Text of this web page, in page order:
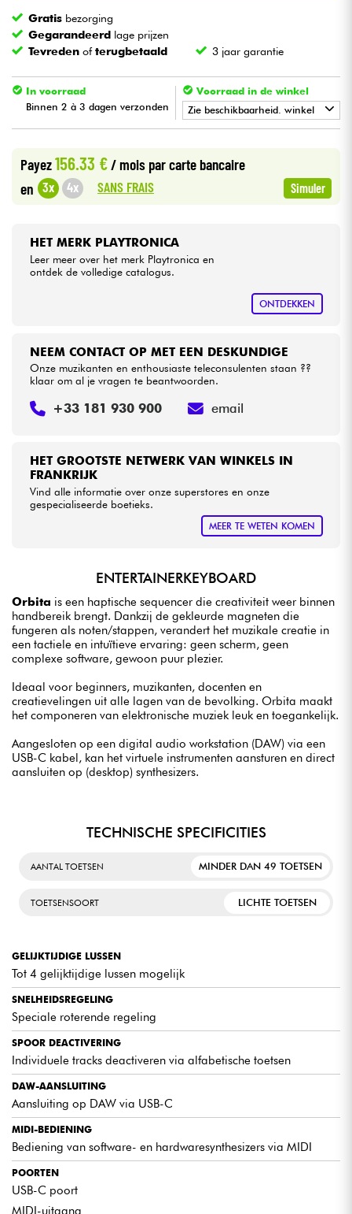
Drums & percussie
Viool & Quatuor
Kabels & toebehoren
HiFi
Sets
Gratis bezorging
Gegarandeerd lage prijzen
Tevreden ofterugbetaald 3 jaar garantie
In voorraad
Binnen 2 à 3 dagen verzonden
Voorraad in de winkel
Zie beschikbaarheid. winkel
Payez156.33 €/ mois par carte bancaire
en 3x 4x SANS FRAIS Simuler
HET MERK PLAYTRONICA
Leer meer over het merk Playtronica en
ontdek de volledige catalogus.
ONTDEKKEN
HET GROOTSTE NETWERK VAN WINKELS IN
FRANKRIJK
Vind alle informatie over onze superstores en onze
gespecialiseerde boetieks.
MEER TE WETEN KOMEN
NEEM CONTACT OP MET EEN DESKUNDIGE
Onze muzikanten en enthousiaste teleconsulenten staan ??
klaar om al je vragen te beantwoorden.
+33 181 930 900 email
ENTERTAINERKEYBOARD
Orbita is een haptische sequencer die creativiteit weer binnen
handbereik brengt. Dankzij de gekleurde magneten die
fungeren als noten/stappen, verandert het muzikale creatie in
een tactiele en intuïtieve ervaring: geen scherm, geen
complexe software, gewoon puur plezier.
Ideaal voor beginners, muzikanten, docenten en
creatievelingen uit alle lagen van de bevolking. Orbita maakt
het componeren van elektronische muziek leuk en toegankelijk.
Aangesloten op een digital audio workstation (DAW) via een
USB-C kabel, kan het virtuele instrumenten aansturen en direct
aansluiten op (desktop) synthesizers.
TECHNISCHE SPECIFICITIES
AANTAL TOETSEN MINDER DAN 49 TOETSEN
TOETSENSOORT LICHTE TOETSEN
GELIJKTIJDIGE LUSSEN
Tot 4 gelijktijdige lussen mogelijk
SNELHEIDSREGELING
Speciale roterende regeling
SPOOR DEACTIVERING
Individuele tracks deactiveren via alfabetische toetsen
DAW-AANSLUITING
Aansluiting op DAW via USB-C
MIDI-BEDIENING
Bediening van software- en hardwaresynthesizers via MIDI
POORTEN
USB-C poort
MIDI-uitgang